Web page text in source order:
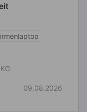
09.08.2026